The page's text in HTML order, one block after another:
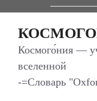
Космого́ния —
вселенной
-=Словарь